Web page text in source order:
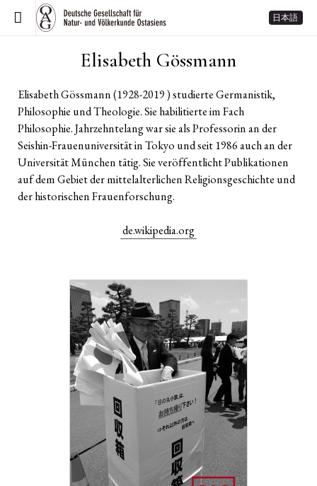
日本語
Elisabeth Gössmann
Elisabeth Gössmann (1928-2019 ) studierte Germanistik,
Philosophie und Theologie. Sie habilitierte im Fach
Philosophie. Jahrzehntelang war sie als Professorin an der
Seishin-Frauenuniversität in Tokyo und seit 1986 auch an der
Universität München tätig. Sie veröffentlicht Publikationen
auf dem Gebiet der mittelalterlichen Religionsgeschichte und
der historischen Frauenforschung.
de.wikipedia.org